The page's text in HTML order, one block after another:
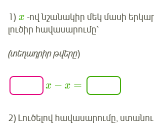
1) x -ով նշանակիր մեկ մասի
լուծիր հավասարումը՝
(տեղադրիր թվերը)
x − x =
2) Լուծելով հավասարումը,